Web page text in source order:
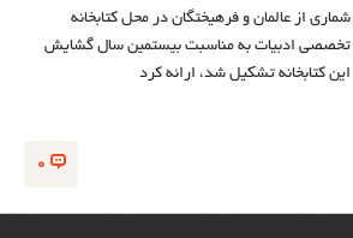
شماری از عالمان و فرهیختگان در محل کتابخانه
تخصصی ادبیات به مناسبت بیستمین سال گشایش
این کتابخانه تشکیل شد، ارائه کرد
0